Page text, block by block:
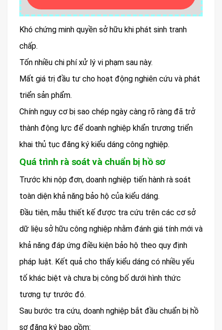
Khó chứng minh quyền sở hữu khi phát sinh tranh
chấp.
Tốn nhiều chi phí xử lý vi phạm sau này.
Mất giá trị đầu tư cho hoạt động nghiên cứu và phát
triển sản phẩm.
Chính nguy cơ bị sao chép ngày càng rõ ràng đã trở
thành động lực để doanh nghiệp khẩn trương triển
khai thủ tục đăng ký kiểu dáng công nghiệp.
Quá trình rà soát và chuẩn bị hồ sơ
Trước khi nộp đơn, doanh nghiệp tiến hành rà soát
toàn diện khả năng bảo hộ của kiểu dáng.
Đầu tiên, mẫu thiết kế được tra cứu trên các cơ sở
dữ liệu sở hữu công nghiệp nhằm đánh giá tính mới và
khả năng đáp ứng điều kiện bảo hộ theo quy định
pháp luật. Kết quả cho thấy kiểu dáng có nhiều yếu
tố khác biệt và chưa bị công bố dưới hình thức
tương tự trước đó.
Sau bước tra cứu, doanh nghiệp bắt đầu chuẩn bị hồ
sơ đăng ký bao gồm: